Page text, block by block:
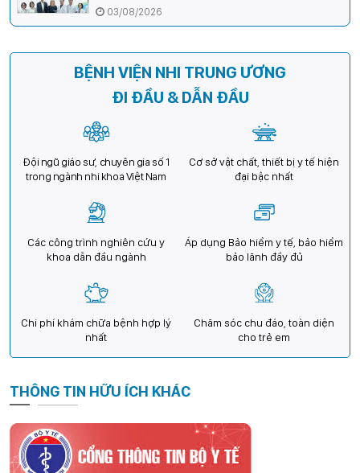
cường hợp tác, mở rộng cơ hội bảo vệ thị lực
cho trẻ em Việt Nam
03/08/2026
BỆNH VIỆN NHI TRUNG ƯƠNG
ĐI ĐẦU & DẪN ĐẦU
Đội ngũ giáo sư, chuyên gia số 1
trong ngành nhi khoa Việt Nam
Cơ sở vật chất, thiết bị y tế hiện
đại bậc nhất
Các công trình nghiên cứu y
khoa dẫn đầu ngành
Áp dụng Bảo hiểm y tế, bảo hiểm
bảo lãnh đầy đủ
Chi phí khám chữa bệnh hợp lý
nhất
Chăm sóc chu đáo, toàn diện
cho trẻ em
THÔNG TIN HỮU ÍCH KHÁC